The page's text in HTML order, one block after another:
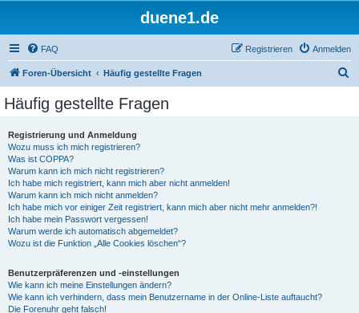
duene1.de
FAQ Anmelden
Registrieren
Foren-Übersicht Häufig gestellte Fragen
Häufig gestellte Fragen
Registrierung und Anmeldung
Wozu muss ich mich registrieren?
Was ist COPPA?
Warum kann ich mich nicht registrieren?
Ich habe mich registriert, kann mich aber nicht anmelden!
Warum kann ich mich nicht anmelden?
Ich habe mich vor einiger Zeit registriert, kann mich aber nicht mehr anmelden?!
Ich habe mein Passwort vergessen!
Warum werde ich automatisch abgemeldet?
Wozu ist die Funktion „Alle Cookies löschen“?
Benutzerpräferenzen und -einstellungen
Wie kann ich meine Einstellungen ändern?
Wie kann ich verhindern, dass mein Benutzername in der Online-Liste auftaucht?
Die Forenuhr geht falsch!